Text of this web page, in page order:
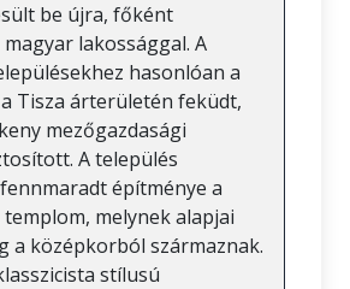
be újra, főként
lakossággal. A
hasonlóan a
Tisza árterületén feküdt,
mezőgazdasági
A település
építménye a
melynek alapjai
a középkorból származnak.
stílusú